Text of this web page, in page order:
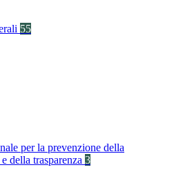
55
per la prevenzione della
della trasparenza 3